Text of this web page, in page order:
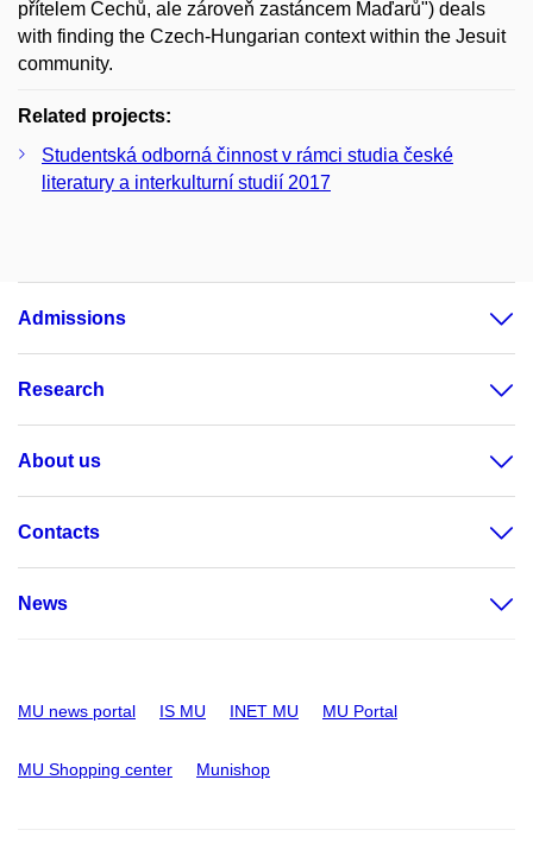
přítelem Čechů, ale zároveň zastáncem Maďarů") deals
with finding the Czech-Hungarian context within the Jesuit
community.
Related projects:
Studentská odborná činnost v rámci studia české
literatury a interkulturní studií 2017
Admissions
Research
About us
Contacts
News
MU news portal IS MU INET MU MU Portal
MU Shopping center Munishop